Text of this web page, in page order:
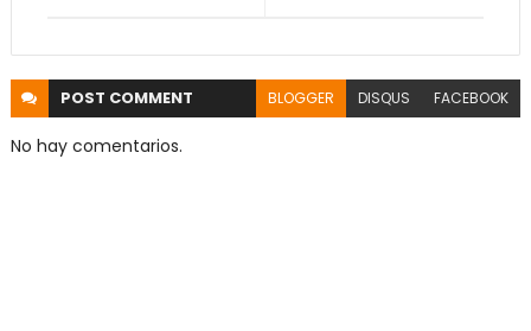
POST COMMENT BLOGGER DISQUS FACEBOOK
No hay comentarios.